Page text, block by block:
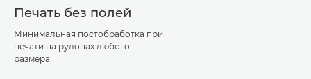
Печать без полей
Минимальная постобработка при
печати на рулонах любого
размера.